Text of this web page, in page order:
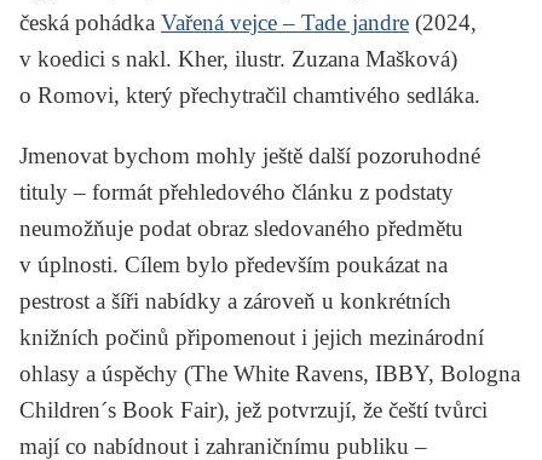
česká pohádka Vařená vejce – Tade jandre (2024,
v koedici s nakl. Kher, ilustr. Zuzana Mašková)
o Romovi, který přechytračil chamtivého sedláka.
Jmenovat bychom mohly ještě další pozoruhodné
tituly – formát přehledového článku z podstaty
neumožňuje podat obraz sledovaného předmětu
v úplnosti. Cílem bylo především poukázat na
pestrost a šíři nabídky a zároveň u konkrétních
knižních počinů připomenout i jejich mezinárodní
ohlasy a úspěchy (The White Ravens, IBBY, Bologna
Children´s Book Fair), jež potvrzují, že čeští tvůrci
mají co nabídnout i zahraničnímu publiku –